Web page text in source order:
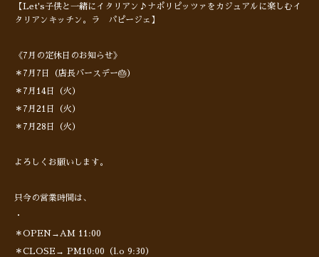
【Let's子供と一緒にイタリアン♪ナポリピッツァをカジュアルに楽しむイ
タリアンキッチン。ラ パピージェ】
《7月の定休日のお知らせ》
＊7月7日（店長バースデー🎂）
＊7月14日（火）
＊7月21日（火）
＊7月28日（火）
よろしくお願いします。
只今の営業時間は、
・
＊OPEN→AM 11:00
＊CLOSE→ PM10:00（l.o 9:30）